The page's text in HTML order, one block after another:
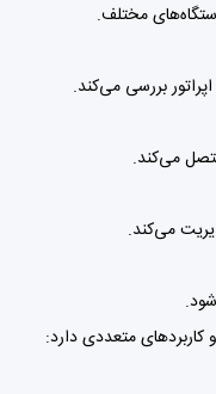
مختلف.
بررسی می‌کند.
می‌کند.
می‌کند.
متعددی دارد: